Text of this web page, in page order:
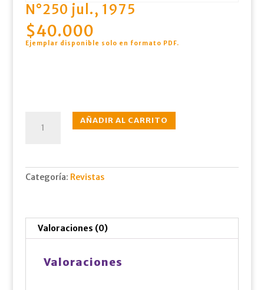
N°250 jul., 1975
$40.000
Ejemplar disponible solo en formato PDF.
AÑADIR AL CARRITO
Categoría: Revistas
Valoraciones (0)
Valoraciones